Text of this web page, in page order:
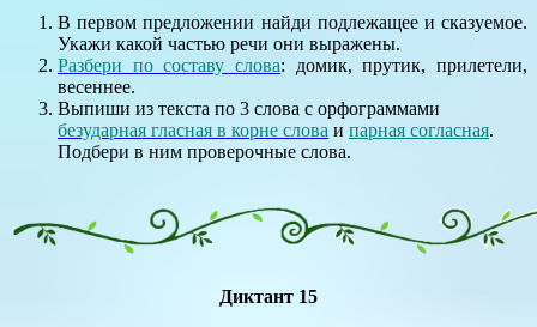
В первом предложении найди подлежащее и сказуемое.
Укажи какой частью речи они выражены.
Разбери по составу слова: домик, прутик, прилетели,
весеннее.
Выпиши из текста по 3 слова с орфограммами
безударная гласная в корне слова и парная согласная.
Подбери в ним проверочные слова.
Диктант 15